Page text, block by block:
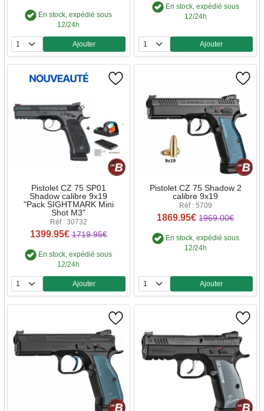
En stock, expédié sous
12/24h
Quantité
Ajouter
En stock, expédié sous
12/24h
Quantité
Ajouter
Pistolet CZ 75 SP01
Shadow calibre 9x19
"Pack SIGHTMARK Mini
Shot M3"
Réf : 30732
1399.95€ 1719.95€
En stock, expédié sous
12/24h
Quantité
Ajouter
Pistolet CZ 75 Shadow 2
calibre 9x19
Réf : 5709
1869.95€ 1969.00€
En stock, expédié sous
12/24h
Quantité
Ajouter